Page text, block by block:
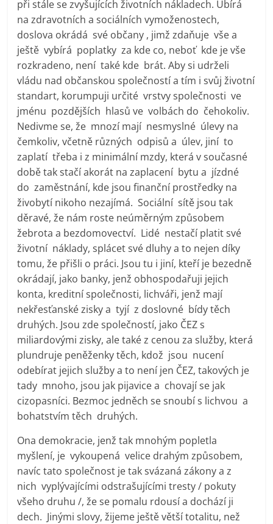
při stále se zvyšujících životních nákladech. Ubírá
na zdravotních a sociálních vymoženostech,
doslova okrádá své občany , jimž zdaňuje vše a
ještě vybírá poplatky za kde co, neboť kde je vše
rozkradeno, není také kde brát. Aby si udrželi
vládu nad občanskou společností a tím i svůj životní
standart, korumpuji určité vrstvy společnosti ve
jménu pozdějších hlasů ve volbách do čehokoliv.
Nedivme se, že mnozí mají nesmyslné úlevy na
čemkoliv, včetně různých odpisů a úlev, jiní to
zaplatí třeba i z minimální mzdy, která v současné
době tak stačí akorát na zaplacení bytu a jízdné
do zaměstnání, kde jsou finanční prostředky na
živobytí nikoho nezajímá. Sociální sítě jsou tak
děravé, že nám roste neúměrným způsobem
žebrota a bezdomovectví. Lidé nestačí platit své
životní náklady, splácet své dluhy a to nejen díky
tomu, že přišli o práci. Jsou tu i jiní, kteří je bezedně
okrádají, jako banky, jenž obhospodařuji jejich
konta, kreditní společnosti, lichváři, jenž mají
nekřesťanské zisky a tyjí z doslovné bídy těch
druhých. Jsou zde společností, jako ČEZ s
miliardovými zisky, ale také z cenou za služby, která
plundruje peněženky těch, kdož jsou nucení
odebírat jejich služby a to není jen ČEZ, takových je
tady mnoho, jsou jak pijavice a chovají se jak
cizopasníci. Bezmoc jedněch se snoubí s lichvou a
bohatstvím těch druhých.
Ona demokracie, jenž tak mnohým popletla
myšlení, je vykoupená velice drahým způsobem,
navíc tato společnost je tak svázaná zákony a z
nich vyplývajícími odstrašujícími tresty / pokuty
všeho druhu /, že se pomalu rdousí a dochází ji
dech. Jinými slovy, žijeme ještě větší totalitu, než